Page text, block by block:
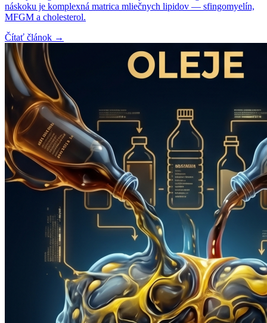
náskoku je komplexná matrica mliečnych lipidov — sfingomyelín,
MFGM a cholesterol.
Čítať článok →